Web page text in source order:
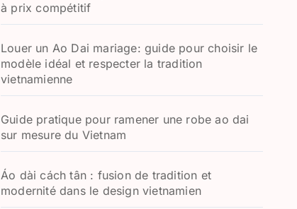
à prix compétitif
Louer un Ao Dai mariage: guide pour choisir le
modèle idéal et respecter la tradition
vietnamienne
Guide pratique pour ramener une robe ao dai
sur mesure du Vietnam
Áo dài cách tân : fusion de tradition et
modernité dans le design vietnamien